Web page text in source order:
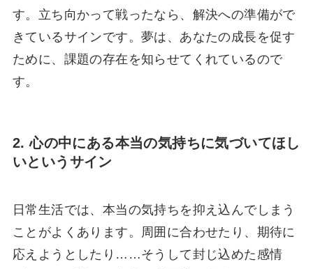
す。立ち向かって戦ったなら、解決への準備がで
きているサインです。夢は、あなたの成長を促す
ために、課題の存在を知らせてくれているので
す。
2. 心の中にある本当の気持ちに気づいてほし
いというサイン
日常生活では、本当の気持ちを抑え込んでしまう
ことがよくあります。周囲に合わせたり、期待に
応えようとしたり……そうして封じ込めた感情